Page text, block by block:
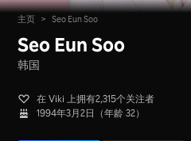
主页 > Seo Eun Soo
Seo Eun Soo
韩国
在 Viki 上拥有2,315个关注者
1994年3月2日（年龄 32）